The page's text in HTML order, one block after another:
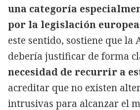
una categoría
por la legislación
este sentido, sostiene que
debería justificar de forma
necesidad de recurrir a
acreditar que no existen
intrusivas para alcanzar el